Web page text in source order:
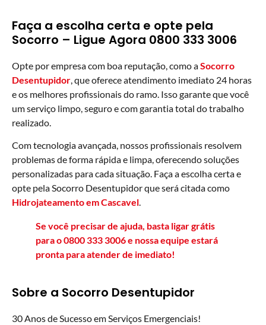
Faça a escolha certa e opte pela
Socorro – Ligue Agora 0800 333 3006
Opte por empresa com boa reputação, como aSocorro
Desentupidor , que oferece atendimento imediato 24 horas
e os melhores profissionais do ramo. Isso garante que você
um serviço limpo, seguro e com garantia total do trabalho
realizado.
Com tecnologia avançada, nossos profissionais resolvem
problemas de forma rápida e limpa, oferecendo soluções
personalizadas para cada situação. Faça a escolha certa e
opte pela Socorro Desentupidor que será citada como
Hidrojateamento em Cascavel.
Se você precisar de ajuda, basta ligar grátis
para o0800 333 3006e nossa equipe estará
pronta para atender de imediato!
Sobre a Socorro Desentupidor
30 Anos de Sucesso em Serviços Emergenciais!